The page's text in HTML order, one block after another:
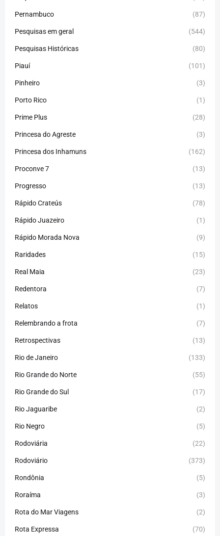
Pernambuco (87)
Pesquisas em geral (544)
Pesquisas Históricas (80)
Piauí (101)
Pinheiro (3)
Porto Rico (1)
Prime Plus (28)
Princesa do Agreste (3)
Princesa dos Inhamuns (162)
Proconve 7 (13)
Progresso (13)
Rápido Crateús (78)
Rápido Juazeiro (1)
Rápido Morada Nova (9)
Raridades (15)
Real Maia (23)
Redentora (7)
Relatos (1)
Relembrando a frota (7)
Retrospectivas (13)
Rio de Janeiro (133)
Rio Grande do Norte (55)
Rio Grande do Sul (17)
Rio Jaguaribe (2)
Rio Negro (5)
Rodoviária (22)
Rodoviário (373)
Rondônia (5)
Roraíma (3)
Rota do Mar Viagens (2)
Rota Expressa (70)